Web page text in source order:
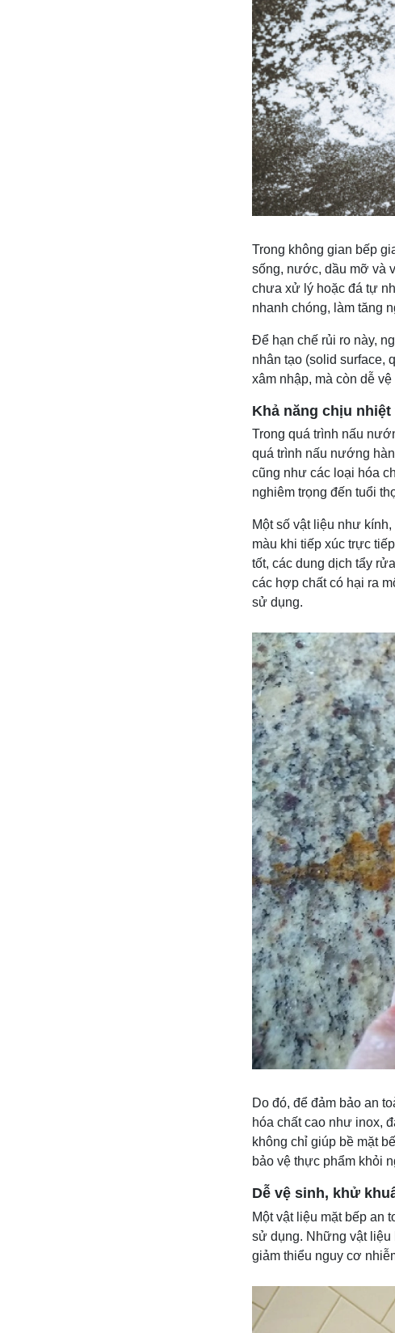
Trong không gian bếp
sống, nước, dầu mỡ và
chưa xử lý hoặc đá tự
nhanh chóng, làm tăng
Để hạn chế rủi ro này,
nhân tạo (solid surface,
xâm nhập, mà còn dễ
Khả năng chịu nhiệt
Trong quá trình nấu
quá trình nấu nướng
cũng như các loại hóa
nghiêm trọng đến tuổi
Một số vật liệu như
màu khi tiếp xúc trực
tốt, các dung dịch tẩy
các hợp chất có hại ra
sử dụng.
Do đó, để đảm bảo an
hóa chất cao như inox,
không chỉ giúp bề mặt
bảo vệ thực phẩm khỏi
Dễ vệ sinh, khử
Một vật liệu mặt bếp an
sử dụng. Những vật liệu
giảm thiểu nguy cơ